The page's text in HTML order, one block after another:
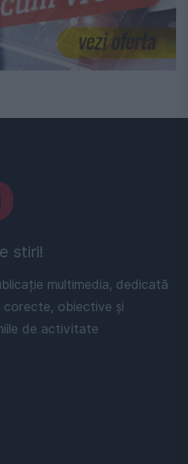
stiri!
multimedia, dedicată
corecte, obiective și
de activitate